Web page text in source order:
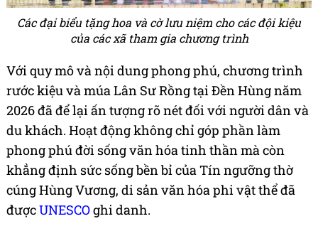
Các đại biểu tặng hoa và cờ lưu niệm cho các đội kiệu
của các xã tham gia chương trình
Với quy mô và nội dung phong phú, chương trình
rước kiệu và múa Lân Sư Rồng tại Đền Hùng năm
2026 đã để lại ấn tượng rõ nét đối với người dân và
du khách. Hoạt động không chỉ góp phần làm
phong phú đời sống văn hóa tinh thần mà còn
khẳng định sức sống bền bỉ của Tín ngưỡng thờ
cúng Hùng Vương, di sản văn hóa phi vật thể đã
đượcUNESCOghi danh.